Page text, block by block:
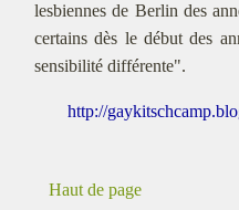
lesbiennes de Berlin des
certains dès le début des
sensibilité différente".
http://
Haut de page